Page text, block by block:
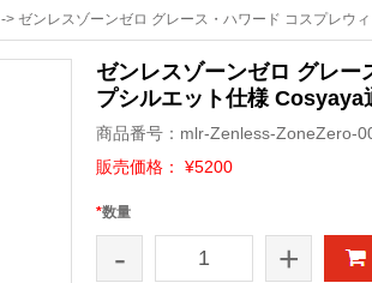
-> ゼンレスゾーンゼロ グレース・ハワード コスプレウ
ゼンレスゾーンゼロ グレ
プシルエット仕様 Cosyaya
商品番号：mlr-Zenless-ZoneZero-
販売価格： ¥5200
*数量
- +